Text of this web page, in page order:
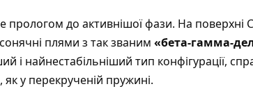
прологом до активнішої фази. На поверхні
сонячні плями з так званим
і найнестабільніший тип конфігурації,
як у перекрученій пружині.